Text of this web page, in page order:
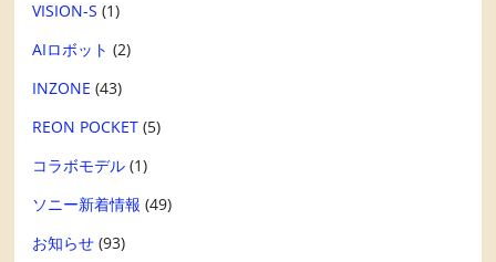
VISION-S (1)
AIロボット (2)
INZONE (43)
REON POCKET (5)
コラボモデル (1)
ソニー新着情報 (49)
お知らせ (93)